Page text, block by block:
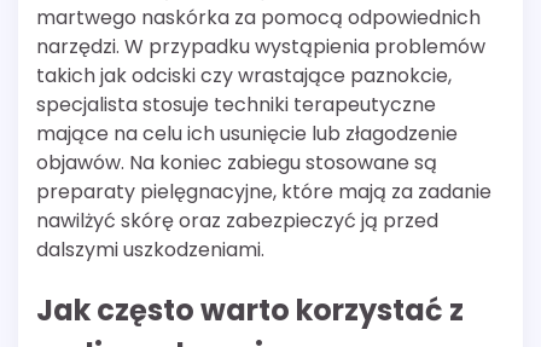
martwego naskórka za pomocą odpowiednich
narzędzi. W przypadku wystąpienia problemów
takich jak odciski czy wrastające paznokcie,
specjalista stosuje techniki terapeutyczne
mające na celu ich usunięcie lub złagodzenie
objawów. Na koniec zabiegu stosowane są
preparaty pielęgnacyjne, które mają za zadanie
nawilżyć skórę oraz zabezpieczyć ją przed
dalszymi uszkodzeniami.
Jak często warto korzystać z